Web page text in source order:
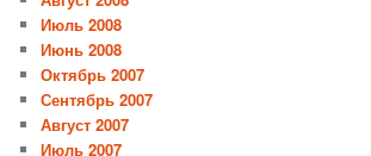
Июль 2008
Июнь 2008
Октябрь 2007
Сентябрь 2007
Август 2007
Июль 2007